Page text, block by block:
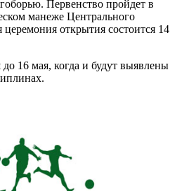
Первенство пройдет в
манеже Центрального
церемония открытия состоится 14
16 мая, когда и будут выявлены